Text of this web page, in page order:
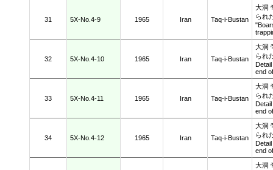
31 5X-No.4-9 1965 Iran Taq-i-Bustan
大洞
られ
32 5X-No.4-10 1965 Iran Taq-i-Bustan
大洞
られ
end
33 5X-No.4-11 1965 Iran Taq-i-Bustan
大洞
られ
end
34 5X-No.4-12 1965 Iran Taq-i-Bustan
大洞
られ
end
大洞